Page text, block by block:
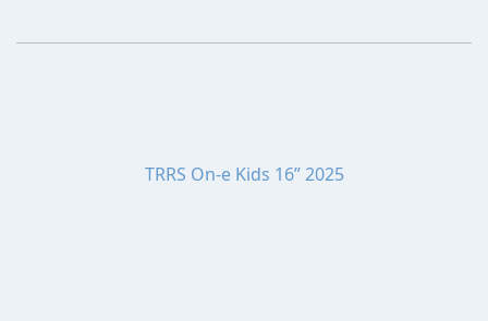
TRRS On-e Kids 16” 2025